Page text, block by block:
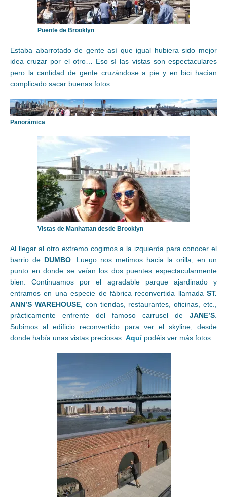
Puente de Brooklyn
Estaba abarrotado de gente así que igual hubiera sido mejor
idea cruzar por el otro… Eso sí las vistas son espectaculares
pero la cantidad de gente cruzándose a pie y en bici hacían
complicado sacar buenas fotos.
Panorámica
Vistas de Manhattan desde Brooklyn
Al llegar al otro extremo cogimos a la izquierda para conocer el
barrio de DUMBO . Luego nos metimos hacia la orilla, en un
punto en donde se veían los dos puentes espectacularmente
bien. Continuamos por el agradable parque ajardinado y
entramos en una especie de fábrica reconvertida llamada ST.
ANN’S WAREHOUSE, con tiendas, restaurantes, oficinas, etc.,
prácticamente enfrente del famoso carrusel de JANE’S
Subimos al edificio reconvertido para ver el skyline, desde
donde había unas vistas preciosas. Aquípodéis ver más fotos.